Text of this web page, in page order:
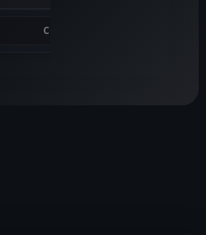
C05-3LYXL-RKN31